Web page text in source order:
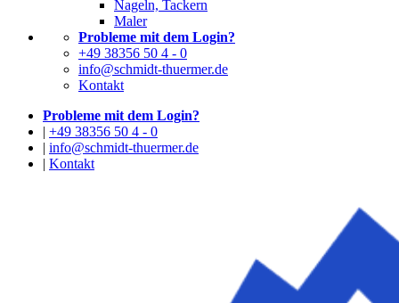
Nageln, Tackern
Maler
Probleme mit dem Login?
+49 38356 50 4 - 0
info@schmidt-thuermer.de
Kontakt
Probleme mit dem Login?
| +49 38356 50 4 - 0
| info@schmidt-thuermer.de
| Kontakt